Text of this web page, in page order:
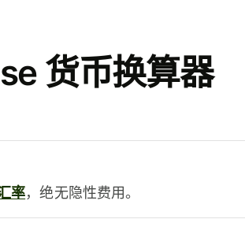
货币换算器
率，绝无隐性费用。